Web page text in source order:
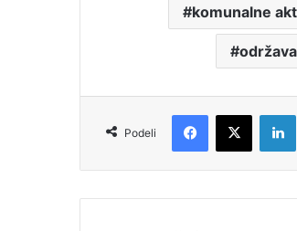
komunalne
Podeli